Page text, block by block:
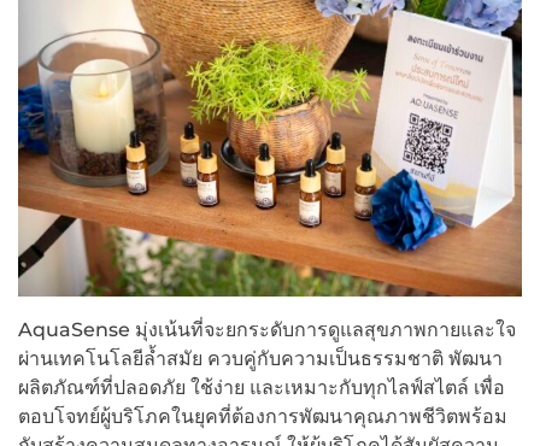
AquaSense มุ่งเน้นที่จะยกระดับการดูแลสุขภาพกายและใจ
ผ่านเทคโนโลยีล้ำสมัย ควบคู่กับความเป็นธรรมชาติ พัฒนา
ผลิตภัณฑ์ที่ปลอดภัย ใช้ง่าย และเหมาะกับทุกไลฟ์สไตล์ เพื่อ
ตอบโจทย์ผู้บริโภคในยุคที่ต้องการพัฒนาคุณภาพชีวิตพร้อม